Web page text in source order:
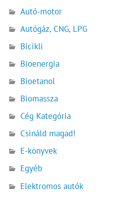
Autó-motor
Autógáz, CNG, LPG
Bicikli
Bioenergia
Bioetanol
Biomassza
Cég Kategória
Csináld magad!
E-könyvek
Egyéb
Elektromos autók